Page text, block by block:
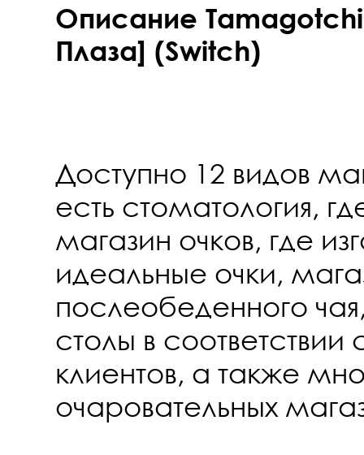
Описание
Плаза] (Switch)
Доступно 12 видов
есть стоматология,
магазин очков, где
идеальные очки,
послеобеденного
столы в
клиентов, а также
очаровательных